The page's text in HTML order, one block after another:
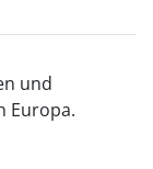
und
Europa.